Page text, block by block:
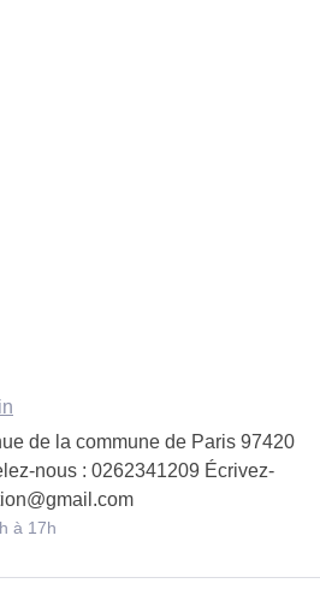
de la commune de Paris 97420
nous : 0262341209 Écrivez-
à 17h